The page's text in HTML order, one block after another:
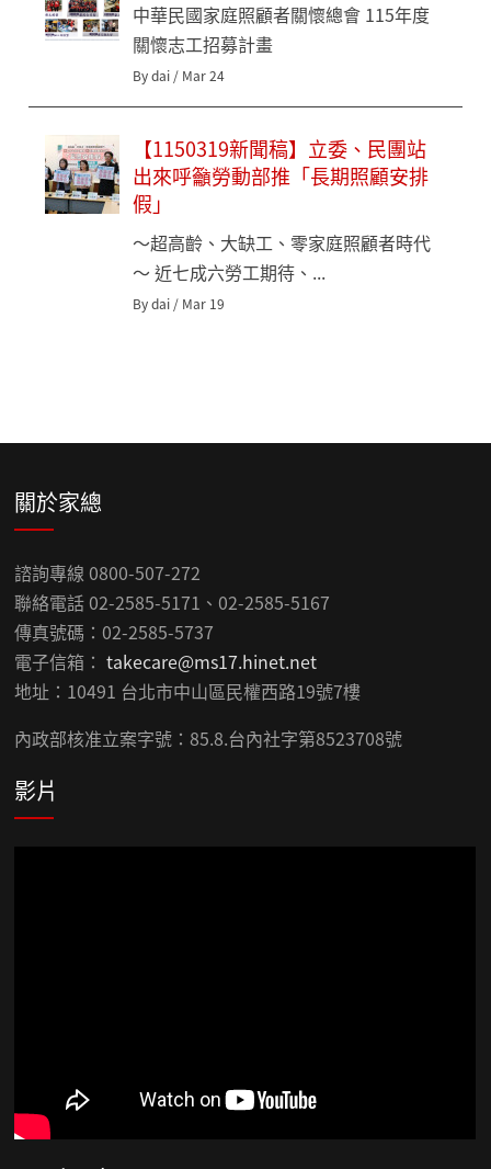
中華民國家庭照顧者關懷總會 115年度
關懷志工招募計畫
By dai / Mar 24
【1150319新聞稿】立委、民團站
出來呼籲勞動部推「長期照顧安排
假」
～超高齡、大缺工、零家庭照顧者時代
～ 近七成六勞工期待、...
By dai / Mar 19
關於家總
諮詢專線 0800-507-272
聯絡電話 02-2585-5171、02-2585-5167
傳真號碼：02-2585-5737
電子信箱：takecare@ms17.hinet.net
地址：10491 台北市中山區民權西路19號7樓
內政部核准立案字號：85.8.台內社字第8523708號
影片